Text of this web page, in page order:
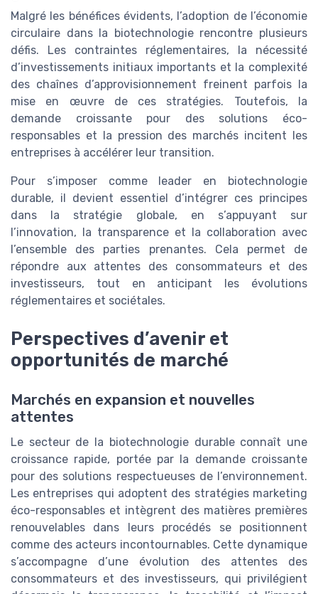
Malgré les bénéfices évidents, l’adoption de l’économie
circulaire dans la biotechnologie rencontre plusieurs
défis. Les contraintes réglementaires, la nécessité
d’investissements initiaux importants et la complexité
des chaînes d’approvisionnement freinent parfois la
mise en œuvre de ces stratégies. Toutefois, la
demande croissante pour des solutions éco-
responsables et la pression des marchés incitent les
entreprises à accélérer leur transition.
Pour s’imposer comme leader en biotechnologie
durable, il devient essentiel d’intégrer ces principes
dans la stratégie globale, en s’appuyant sur
l’innovation, la transparence et la collaboration avec
l’ensemble des parties prenantes. Cela permet de
répondre aux attentes des consommateurs et des
investisseurs, tout en anticipant les évolutions
réglementaires et sociétales.
Perspectives d’avenir et
opportunités de marché
Marchés en expansion et nouvelles
attentes
Le secteur de la biotechnologie durable connaît une
croissance rapide, portée par la demande croissante
pour des solutions respectueuses de l’environnement.
Les entreprises qui adoptent des stratégies marketing
éco-responsables et intègrent des matières premières
renouvelables dans leurs procédés se positionnent
comme des acteurs incontournables. Cette dynamique
s’accompagne d’une évolution des attentes des
consommateurs et des investisseurs, qui privilégient